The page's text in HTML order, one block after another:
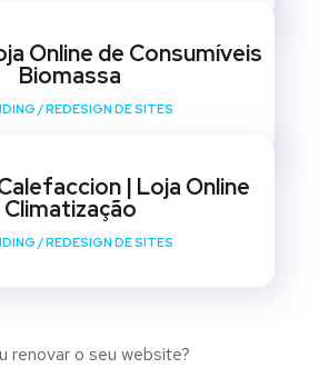
Online de Consumíveis
Biomassa
/REDESIGN DE SITES
| Loja Online
Climatização
/REDESIGN DE SITES
renovar o seu website?